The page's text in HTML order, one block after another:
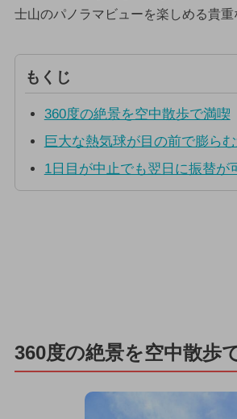
士山のパノラマビューを楽しめる貴重
もくじ
360度の絶景を空中散歩で満喫
巨大な熱気球が目の前で膨ら
1日目が中止でも翌日に振替が
360度の絶景を空中散歩